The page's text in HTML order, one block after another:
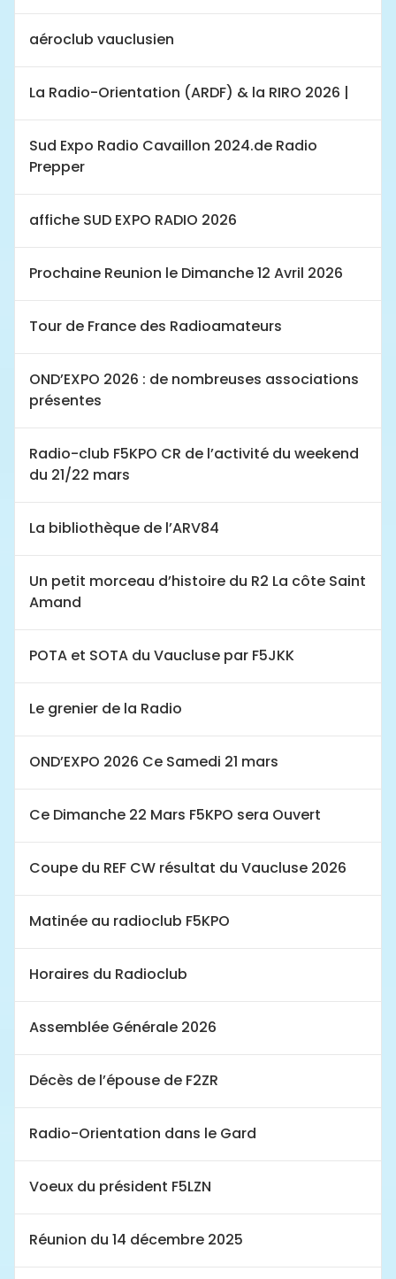
aéroclub vauclusien
La Radio-Orientation (ARDF) & la RIRO 2026 |
Sud Expo Radio Cavaillon 2024.de Radio
Prepper
affiche SUD EXPO RADIO 2026
Prochaine Reunion le Dimanche 12 Avril 2026
Tour de France des Radioamateurs
OND’EXPO 2026 : de nombreuses associations
présentes
Radio-club F5KPO CR de l’activité du weekend
du 21/22 mars
La bibliothèque de l’ARV84
Un petit morceau d’histoire du R2 La côte Saint
Amand
POTA et SOTA du Vaucluse par F5JKK
Le grenier de la Radio
OND’EXPO 2026 Ce Samedi 21 mars
Ce Dimanche 22 Mars F5KPO sera Ouvert
Coupe du REF CW résultat du Vaucluse 2026
Matinée au radioclub F5KPO
Horaires du Radioclub
Assemblée Générale 2026
Décès de l’épouse de F2ZR
Radio-Orientation dans le Gard
Voeux du président F5LZN
Réunion du 14 décembre 2025